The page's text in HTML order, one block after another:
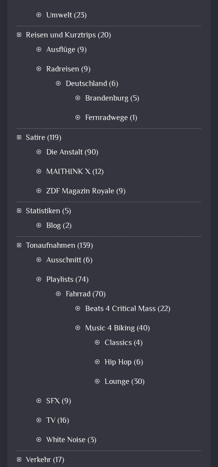
Umwelt(23)
Reisen und Kurztrips(20)
Ausflüge (9)
Radreisen (9)
Deutschland(6)
Brandenburg(5)
Fernradwege (1)
Satire (119)
Die Anstalt(90)
MAITHINK X(12)
ZDF Magazin Royale (9)
Statistiken (5)
Blog(2)
Tonaufnahmen (139)
Ausschnitt(6)
Playlists(74)
Fahrrad(70)
Beats 4 Critical Mass(22)
Music 4 Biking(40)
Classics(4)
Hip Hop (6)
Lounge (30)
SFX(9)
TV(16)
White Noise (3)
Verkehr(17)